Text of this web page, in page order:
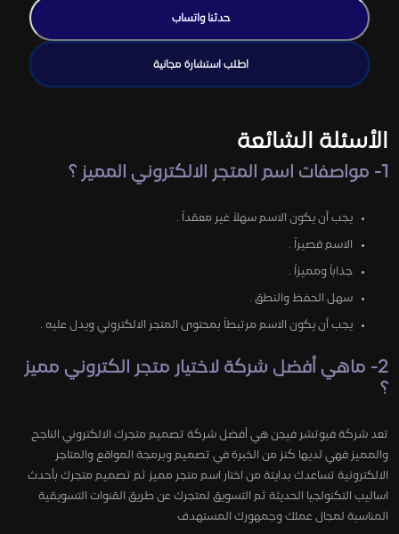
حدثنا واتساب
اطلب استشارة مجانية
الأسئلة الشائعة
1- مواصفات اسم المتجر الالكتروني المميز ؟
يجب أن يكون الاسم سهلاً غير معقداً .
الاسم قصيراً .
جذاباً ومميزاً .
سهل الحفظ والنطق .
يجب أن يكون الاسم مرتبطاً بمحتوى المتجر الالكتروني ويدل عليه .
2- ماهي أفضل شركة لاختيار متجر الكتروني مميز
؟
تعد شركة فيوتشر فيجن هي أفضل شركة تصميم متجرك الالكتروني الناجح
والمميز فهي لديها كنز من الخبرة في تصميم وبرمجة المواقع والمتاجر
الالكترونية تساعدك بدايتة من اختار اسم متجر مميز ثم تصميم متجرك بأحدث
اساليب التكنولجيا الحديثة ثم التسويق لمتجرك عن طريق القنوات التسويقية
المناسبة لمجال عملك وجمهورك المستهدف